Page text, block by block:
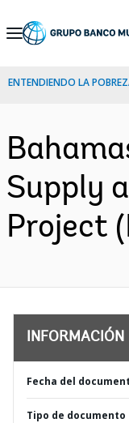
Skip
Navigation
ENTENDIENDO LA
Supply
Project
INFORMACIÓN
Fecha del
Tipo de documento